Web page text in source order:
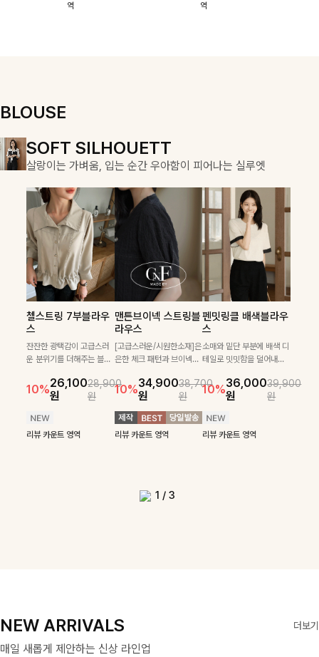
스에요🖤
역
할 수 있어요🤍
역
BLOUSE
SOFT SILHOUETT
살랑이는 가벼움, 입는 순간 우아함이 피어나는 실루엣
첼스트링 7부블라우
스
잔잔한 광택감이 고급스러
운 분위기를 더해주는 블라
프릴 밑단이 자연스럽게 실
루엣을 살려주며, 여유로운
스러운 무드를 완성해준답
니다 🤍
10%26,100
원
28,900
원
리뷰 카운트 영역
맨튼브이넥 스트링블
라우스
[고급스러운/시원한소재]은
은한 체크 패턴과 브이넥으
로 고급스러운 디테일을 넣
었으며 밑단스트링으로 핏
을 더욱 깔끔하게 잡아주는
블라우스예요 :)
10%34,900
원
38,700
원
리뷰 카운트 영역
펜밋링클 배색블라우
스
소매와 밑단 부분에 배색 디
테일로 밋밋함을 덜어내고
클 소재로 구김 걱정없이 즐
길 수 있는 블라우스랍니
10%36,000
원
39,900
원
리뷰 카운트 영역
COZY ESSENTIAL
매일의 일상을 부드럽게 감싸줄 니트 컬렉션
론클디 브이넥니트
부드럽게 몸을 감싸는 니트
짜임으로 편안한 착용감을
더해드리며 여유 있게 떨어
여리여리한 실루엣을 완성
해드려요 ✨ 단독은 물론 다
게 매치되는 데일리 니트랍
니다
10%원
원
리뷰 카운트 영역
칠스트라이프 카라7
부니트
[골드버튼/클래식무드🤍]
스트라이프 패턴으로 데일
이템입니다 카라넥 디자인
으로 깔끔한 이미지로 만들
어 주는 7부 니트입니다 ~
10%31,900
원
35,400
원
리뷰 카운트 영역
셀드펜던트 7부니트
넉넉한 핏으로 편하게 착용
가능한 심플&베이직 무드의
니트!레터리 펜던트로 고급
어요:D
10% 원
원
리뷰 카운트 영역
DOUBLE THE JOY
함께할 때 더욱 완벽한, 합리적인 선택으로 채우는 즐거움
필첸체크 스트링블라
우스+플레어스커트
SET
[활용도 좋은 투피스]은은한
테일이 어우러진 투피스 세
트입니다. 여유로운 상의와
풍성하게 퍼지는 롱스커트가
론, 단품으로도 다양하게 활
42,900
원
49,800
특스트라이프 링클원
피스+스트링자켓
SET
가볍고 시원한 링클 원피스
성되어 코디 고민 없이 완성
도 높은 스타일링을 연출해
주는 아이템 🤍 따로 또 같
이 활용하기 좋아 실용적이
며, 스트링 디테일로 다양한
69,900
원
79,400
원
헨틴링클 날개티셔츠
+치마바지SET
[텐션감↑/구김↓]가볍게
입기만 해도 코디가 완성되
럽게 퍼지는 프릴 날개 소매
가 우아한 포인트를 더해드
립니다💕 잔잔한 링클 텍스
처 소재와 편안한 허리밴딩
으로 하루 종일 산뜻하고 쾌
12%29,900
원
33,900
원
리뷰 카운트 영역
1 / 3
NEW ARRIVALS 더보기
매일 새롭게 제안하는 신상 라인업